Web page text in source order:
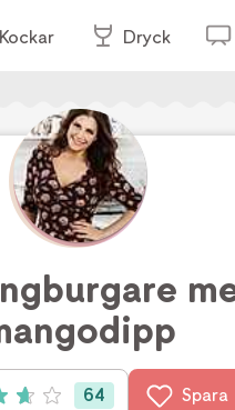
Kockar Dryck
av 5 (64 röster)
64 Spara